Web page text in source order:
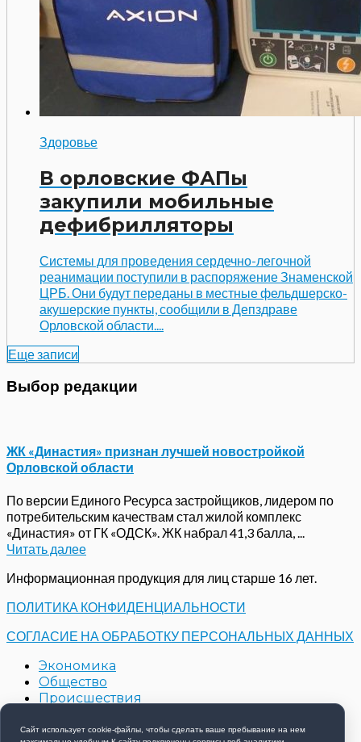
Здоровье
В орловские ФАПы
закупили мобильные
дефибрилляторы
Системы для проведения сердечно-легочной
реанимации поступили в распоряжение Знаменской
ЦРБ. Они будут переданы в местные фельдшерско-
акушерские пункты, сообщили в Депздраве
Орловской области....
Еще записи
Выбор редакции
ЖК «Династия» признан лучшей новостройкой
Орловской области
По версии Единого Ресурса застройщиков, лидером по
потребительским качествам стал жилой комплекс
«Династия» от ГК «ОДСК». ЖК набрал 41,3 балла, ...
Читать далее
Информационная продукция для лиц старше 16 лет.
ПОЛИТИКА КОНФИДЕНЦИАЛЬНОСТИ
СОГЛАСИЕ НА ОБРАБОТКУ ПЕРСОНАЛЬНЫХ ДАННЫХ
Экономика
Общество
Происшествия
Контакты
Сайт использует cookie-файлы, чтобы сделать ваше пребывание на нем